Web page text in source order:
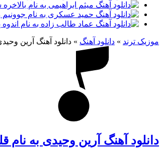
موزیک ترند » دانلود آهنگ » دانلود آهنگ آرین
دانلود آهنگ آرین وحیدی به نام